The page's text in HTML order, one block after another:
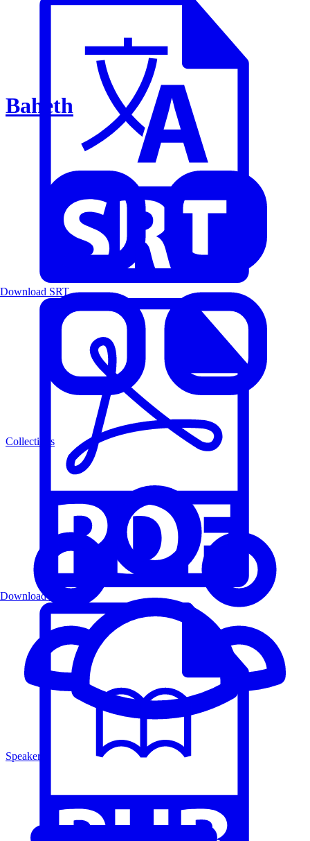
Baheth
Collections
Speakers
Download SRT
Download PDF